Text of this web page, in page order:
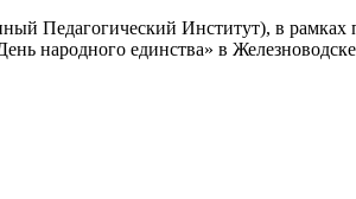
Педагогический Институт), в
народного единства» в